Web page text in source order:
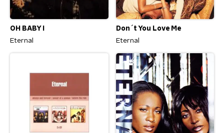
OH BABY I
Eternal
Don´t You Love Me
Eternal